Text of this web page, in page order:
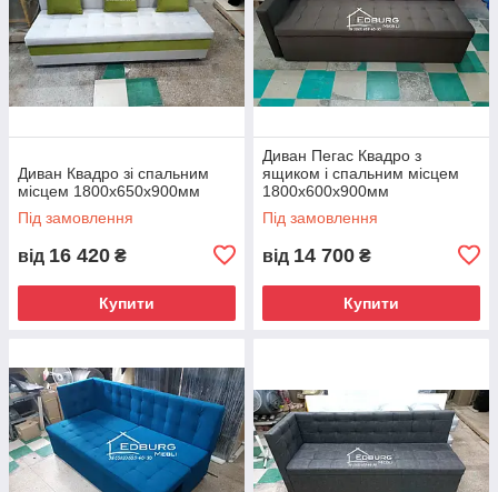
Диван Квадро зі спальним
місцем 1800х650х900мм
Під замовлення
від 16 420 ₴
Купити
Диван Пегас Квадро з
ящиком і спальним місцем
1800х600х900мм
Під замовлення
від 14 700 ₴
Купити